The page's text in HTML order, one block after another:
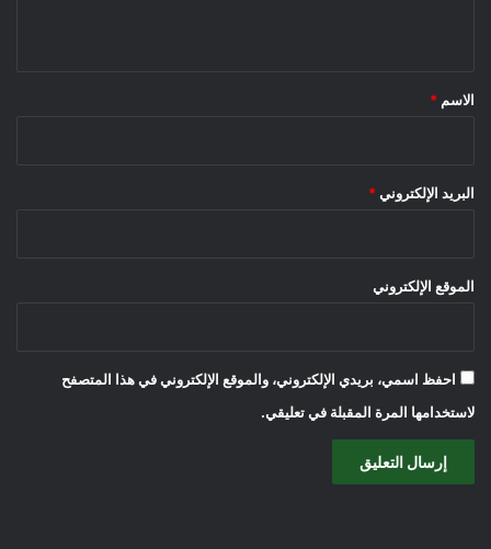
*
الاسم *
البريد الإلكتروني *
الموقع الإلكتروني
احفظ اسمي، بريدي الإلكتروني، والموقع الإلكتروني في هذا المتصفح
لاستخدامها المرة المقبلة في تعليقي.